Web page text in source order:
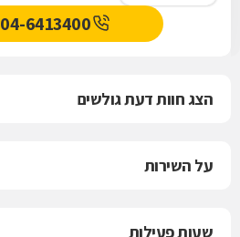
04-6413400
הצג חוות דעת גולשים
על השירות
שעות פעילות